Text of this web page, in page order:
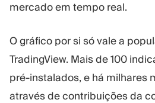
mercado em tempo real.
O gráfico por si só vale a
TradingView. Mais de 100
pré-instalados, e há milhares
através de contribuições da